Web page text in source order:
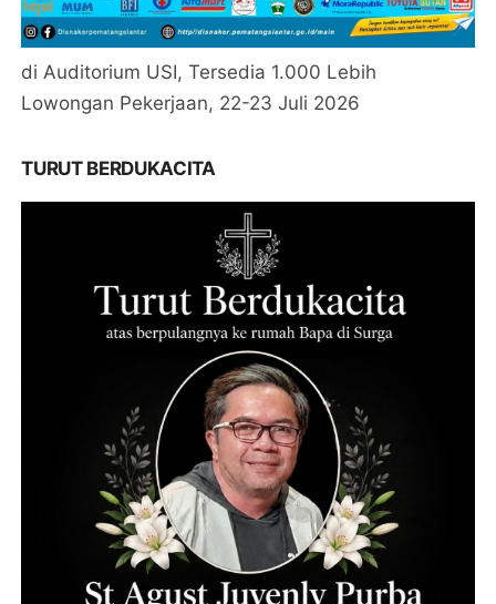
di Auditorium USI, Tersedia 1.000 Lebih
Lowongan Pekerjaan, 22-23 Juli 2026
TURUT BERDUKACITA